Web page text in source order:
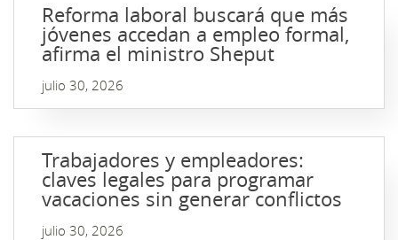
Reforma laboral buscará que más
jóvenes accedan a empleo formal,
afirma el ministro Sheput
julio 30, 2026
Trabajadores y empleadores:
claves legales para programar
vacaciones sin generar conflictos
julio 30, 2026